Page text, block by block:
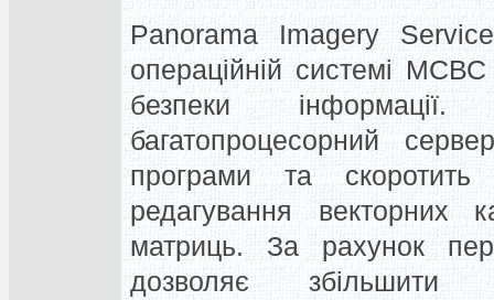
Panorama Imagery
операційній системі
безпеки інформації.
багатопроцесорний
програми та
редагування векторних
матриць.
За рахунок
дозволяє збільшити